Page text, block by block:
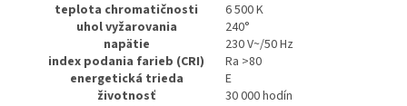
teplota chromatičnosti
6 500 K
uhol vyžarovania
240°
napätie
230 V~/50 Hz
index podania farieb (CRI)
Ra >80
energetická trieda
E
životnosť
30 000 hodín